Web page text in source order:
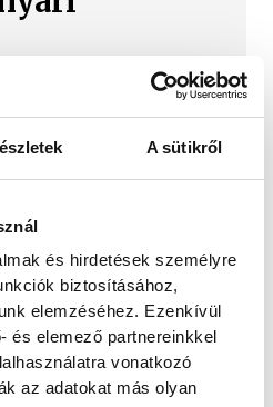
A sütikről
és hirdetések személyre
biztosításához,
elemzéséhez. Ezenkívül
és elemező partnereinkkel
vonatkozó
az adatokat más olyan
napközben
hanem az
is megnehezíti. Ha
töltjük,
Bár a
nem csökkentik a
segíthetnek
tényezők ne
alvást.